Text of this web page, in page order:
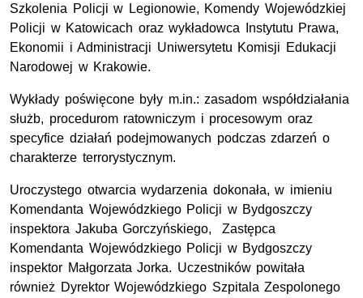
Szkolenia Policji w Legionowie, Komendy Wojewódzkiej
Policji w Katowicach oraz wykładowca Instytutu Prawa,
Ekonomii i Administracji Uniwersytetu Komisji Edukacji
Narodowej w Krakowie.
Wykłady poświęcone były m.in.: zasadom współdziałania
służb, procedurom ratowniczym i procesowym oraz
specyfice działań podejmowanych podczas zdarzeń o
charakterze terrorystycznym.
Uroczystego otwarcia wydarzenia dokonała, w imieniu
Komendanta Wojewódzkiego Policji w Bydgoszczy
inspektora Jakuba Gorczyńskiego, Zastępca
Komendanta Wojewódzkiego Policji w Bydgoszczy
inspektor Małgorzata Jorka. Uczestników powitała
również Dyrektor Wojewódzkiego Szpitala Zespolonego